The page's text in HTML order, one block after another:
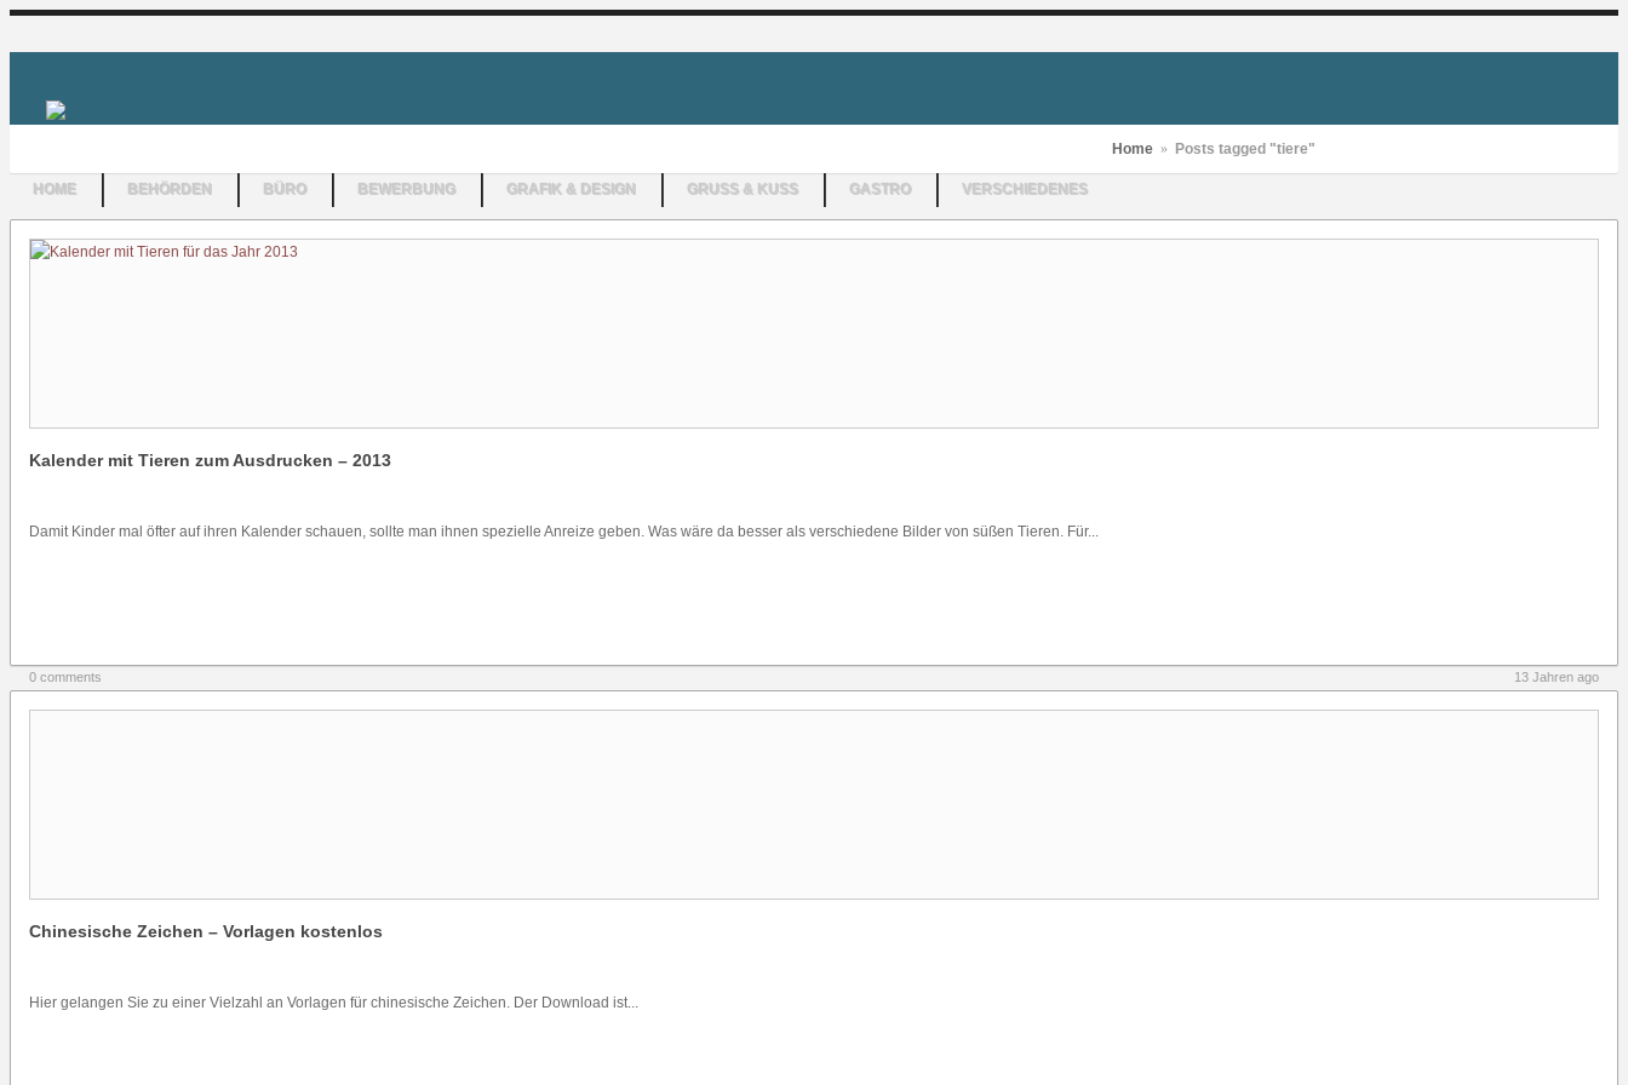
HOME BEHÖRDEN BÜRO BEWERBUNG GRAFIK & DESIGN GRUSS & KUSS GASTRO VERSCHIEDENES
Home » Posts tagged "tiere"
Kalender mit Tieren zum Ausdrucken – 2013
Damit Kinder mal öfter auf ihren Kalender schauen, sollte man ihnen spezielle Anreize geben. Was wäre da besser als verschiedene Bilder von süßen Tieren. Für...
0 comments 13 Jahren ago
Chinesische Zeichen – Vorlagen kostenlos
Hier gelangen Sie zu einer Vielzahl an Vorlagen für chinesische Zeichen. Der Download ist...